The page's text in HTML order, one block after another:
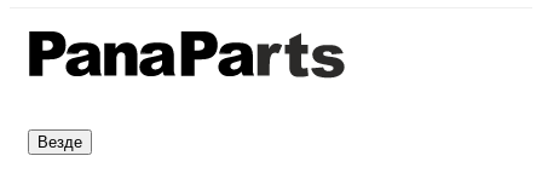
Везде